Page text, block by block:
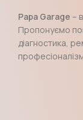
Papa Garage –
Пропонуємо
діагностика,